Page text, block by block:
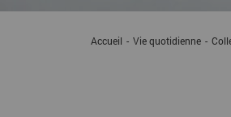
Accueil Vie quotidienne